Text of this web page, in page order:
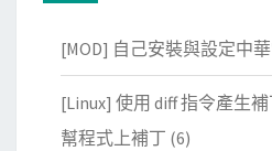
[MOD] 自己安裝與設定中
[Linux] 使用 diff 指令產生
幫程式上補丁 (6)